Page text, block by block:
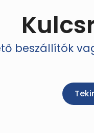
beszállítók